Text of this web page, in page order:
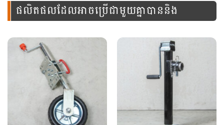
ផលិតផលដែលអាចប្រើជាមួយគ្នាបាននិង